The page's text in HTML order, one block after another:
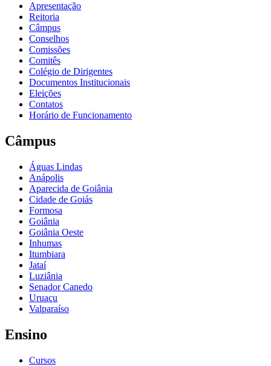
Apresentação
Reitoria
Câmpus
Conselhos
Comissões
Comitês
Colégio de Dirigentes
Documentos Institucionais
Eleições
Contatos
Horário de Funcionamento
Câmpus
Águas Lindas
Anápolis
Aparecida de Goiânia
Cidade de Goiás
Formosa
Goiânia
Goiânia Oeste
Inhumas
Itumbiara
Jataí
Luziânia
Senador Canedo
Uruaçu
Valparaíso
Ensino
Cursos